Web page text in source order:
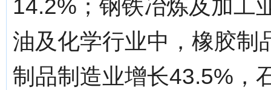
14.2%；钢铁冶炼及加工
油及化学行业中，橡胶制
制品制造业增长43.5%，